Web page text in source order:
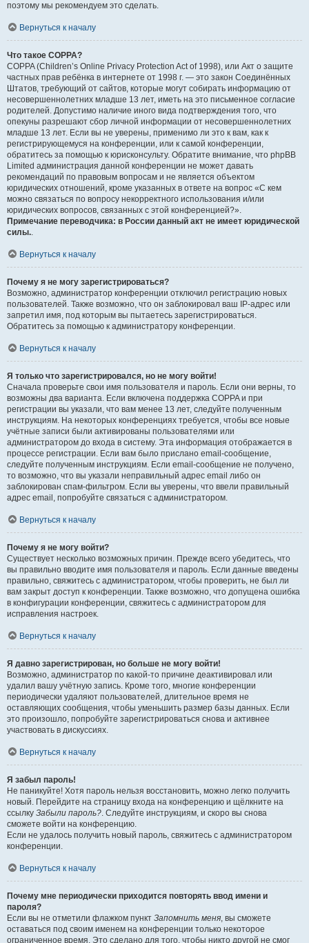
поэтому мы рекомендуем это сделать.
Вернуться к началу
Что такое COPPA?
COPPA (Children’s Online Privacy Protection Act of 1998), или Акт о защите
частных прав ребёнка в интернете от 1998 г. — это закон Соединённых
Штатов, требующий от сайтов, которые могут собирать информацию от
несовершеннолетних младше 13 лет, иметь на это письменное согласие
родителей. Допустимо наличие иного вида подтверждения того, что
опекуны разрешают сбор личной информации от несовершеннолетних
младше 13 лет. Если вы не уверены, применимо ли это к вам, как к
регистрирующемуся на конференции, или к самой конференции,
обратитесь за помощью к юрисконсульту. Обратите внимание, что phpBB
Limited администрация данной конференции не может давать
рекомендаций по правовым вопросам и не является объектом
юридических отношений, кроме указанных в ответе на вопрос «С кем
можно связаться по вопросу некорректного использования и/или
юридических вопросов, связанных с этой конференцией?».
Примечание переводчика: в России данный акт не имеет юридической
силы..
Вернуться к началу
Почему я не могу зарегистрироваться?
Возможно, администратор конференции отключил регистрацию новых
пользователей. Также возможно, что он заблокировал ваш IP-адрес или
запретил имя, под которым вы пытаетесь зарегистрироваться.
Обратитесь за помощью к администратору конференции.
Вернуться к началу
Я только что зарегистрировался, но не могу войти!
Сначала проверьте свои имя пользователя и пароль. Если они верны, то
возможны два варианта. Если включена поддержка COPPA и при
регистрации вы указали, что вам менее 13 лет, следуйте полученным
инструкциям. На некоторых конференциях требуется, чтобы все новые
учётные записи были активированы пользователями или
администратором до входа в систему. Эта информация отображается в
процессе регистрации. Если вам было прислано email-сообщение,
следуйте полученным инструкциям. Если email-сообщение не получено,
то возможно, что вы указали неправильный адрес email либо он
заблокирован спам-фильтром. Если вы уверены, что ввели правильный
адрес email, попробуйте связаться с администратором.
Вернуться к началу
Почему я не могу войти?
Существует несколько возможных причин. Прежде всего убедитесь, что
вы правильно вводите имя пользователя и пароль. Если данные введены
правильно, свяжитесь с администратором, чтобы проверить, не был ли
вам закрыт доступ к конференции. Также возможно, что допущена ошибка
в конфигурации конференции, свяжитесь с администратором для
исправления настроек.
Вернуться к началу
Я давно зарегистрирован, но больше не могу войти!
Возможно, администратор по какой-то причине деактивировал или
удалил вашу учётную запись. Кроме того, многие конференции
периодически удаляют пользователей, длительное время не
оставляющих сообщения, чтобы уменьшить размер базы данных. Если
это произошло, попробуйте зарегистрироваться снова и активнее
участвовать в дискуссиях.
Вернуться к началу
Я забыл пароль!
Не паникуйте! Хотя пароль нельзя восстановить, можно легко получить
новый. Перейдите на страницу входа на конференцию и щёлкните на
ссылку Забыли пароль?. Следуйте инструкциям, и скоро вы снова
сможете войти на конференцию.
Если не удалось получить новый пароль, свяжитесь с администратором
конференции.
Вернуться к началу
Почему мне периодически приходится повторять ввод имени и
пароля?
Если вы не отметили флажком пункт Запомнить меня, вы сможете
оставаться под своим именем на конференции только некоторое
ограниченное время. Это сделано для того, чтобы никто другой не смог